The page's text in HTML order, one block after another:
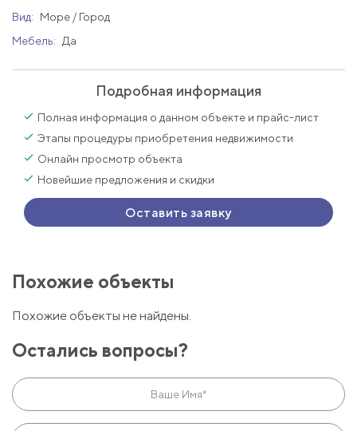
Вид:
Море / Город
Мебель:
Да
Подробная информация
Полная информация о данном объекте и прайс-лист
Этапы процедуры приобретения недвижимости
Онлайн просмотр объекта
Новейшие предложения и скидки
Оставить заявку
Похожие объекты
Похожие объекты не найдены.
Остались вопросы?